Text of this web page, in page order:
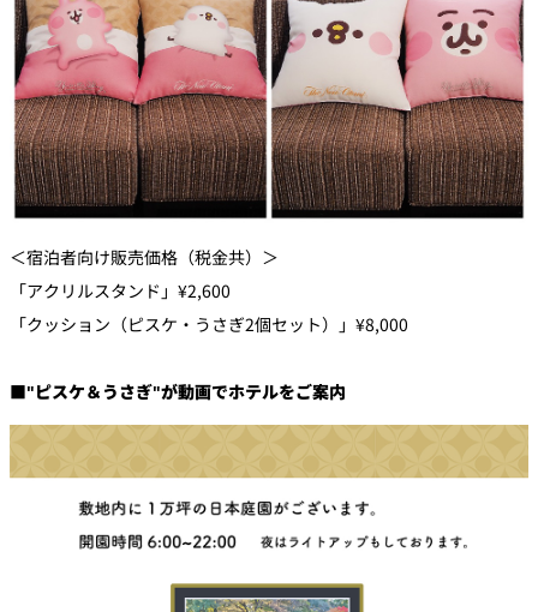
＜宿泊者向け販売価格（税金共）＞
「アクリルスタンド」¥2,600
「クッション（ピスケ・うさぎ2個セット）」¥8,000
■"ピスケ＆うさぎ"が動画でホテルをご案内